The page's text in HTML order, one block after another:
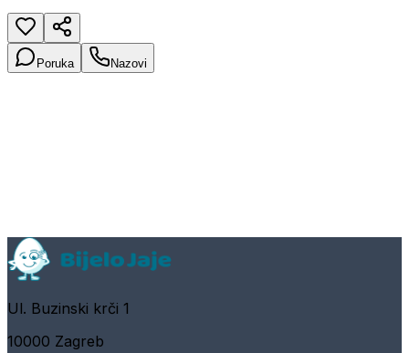
Poruka Nazovi
Ul. Buzinski krči 1
10000 Zagreb